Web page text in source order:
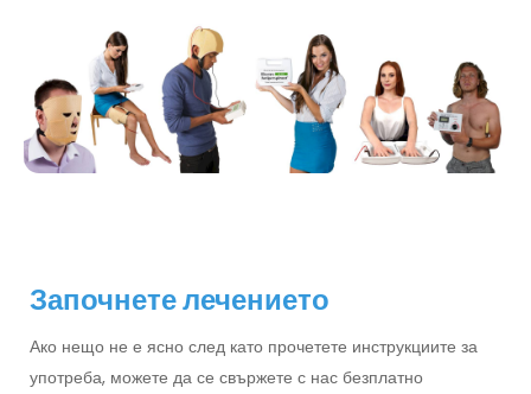
Започнете лечението
Ако нещо не е ясно след като прочетете инструкциите за
употреба, можете да се свържете с нас безплатно